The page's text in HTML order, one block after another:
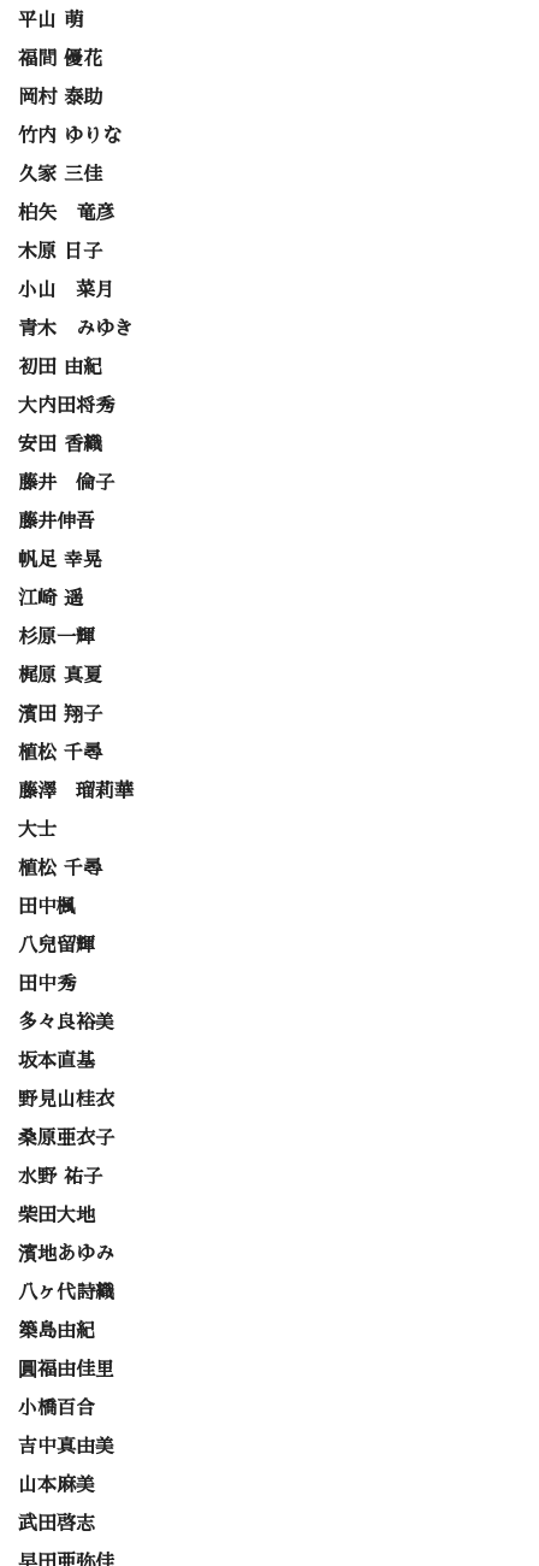
平山 萌
福間 優花
岡村 泰助
竹内 ゆりな
久家 三佳
柏矢 竜彦
木原 日子
小山 菜月
青木 みゆき
初田 由紀
大内田将秀
安田 香織
藤井 倫子
藤井伸吾
帆足 幸晃
江崎 遥
杉原一輝
梶原 真夏
濱田 翔子
植松 千尋
藤澤 瑠莉華
大士
植松 千尋
田中楓
八兒留輝
田中秀
多々良裕美
坂本直基
野見山桂衣
桑原亜衣子
水野 祐子
柴田大地
濱地あゆみ
八ヶ代詩織
築島由紀
圓福由佳里
小橋百合
吉中真由美
山本麻美
武田啓志